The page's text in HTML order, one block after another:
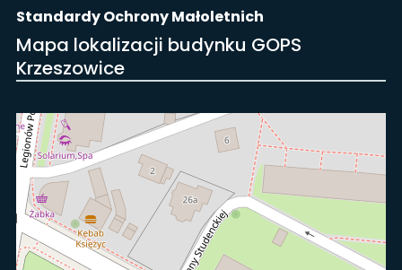
Standardy Ochrony Małoletnich
Mapa lokalizacji budynku GOPS
Krzeszowice